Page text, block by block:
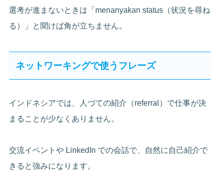
選考が進まないときは「menanyakan status（状況を尋ね
る）」と聞けば角が立ちません。
ネットワーキングで使うフレーズ
インドネシアでは、人づての紹介（referral）で仕事が決
まることが少なくありません。
交流イベントや LinkedIn での会話で、自然に自己紹介で
きると強みになります。